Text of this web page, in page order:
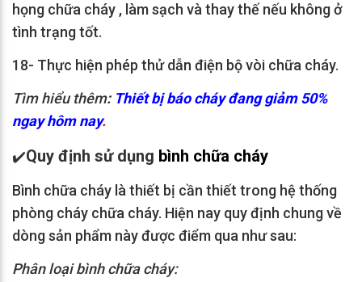
họng chữa cháy , làm sạch và thay thế nếu không ở
tình trạng tốt.
18- Thực hiện phép thử dẫn điện bộ vòi chữa cháy.
Tìm hiểu thêm: Thiết bị báo cháy đang giảm 50%
ngay hôm nay.
✔️Quy định sử dụng bình chữa cháy
Bình chữa cháy là thiết bị cần thiết trong hệ thống
phòng cháy chữa cháy. Hiện nay quy định chung về
dòng sản phẩm này được điểm qua như sau:
Phân loại bình chữa cháy: